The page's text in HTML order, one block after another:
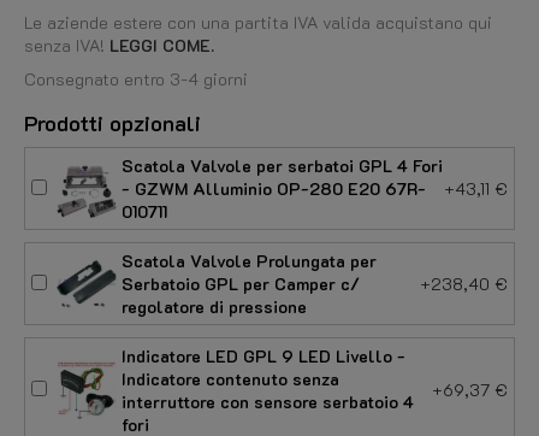
Le aziende estere con una partita IVA valida acquistano qui
senza IVA! LEGGI COME.
Consegnato entro 3-4 giorni
Prodotti opzionali
Scatola Valvole per serbatoi GPL 4 Fori
- GZWM Alluminio OP-280 E20 67R-
010711
+43,11 €
Scatola Valvole Prolungata per
Serbatoio GPL per Camper c/
regolatore di pressione
+238,40 €
Indicatore LED GPL 9 LED Livello -
Indicatore contenuto senza
interruttore con sensore serbatoio 4
fori
+69,37 €